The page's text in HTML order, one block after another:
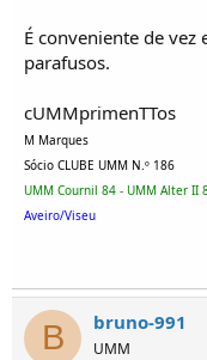
É conveniente de
parafusos.
cUMMprimenTTos
M Marques
Sócio CLUBE UMM N.º 186
UMM Cournil 84 - UMM Alter II
Aveiro/Viseu
B bruno-991
UMM